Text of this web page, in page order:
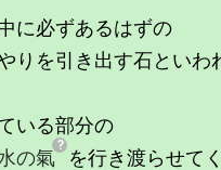
に必ずあるはずの
りを引き出す石といわ
いる部分の
の氣 を行き渡らせて